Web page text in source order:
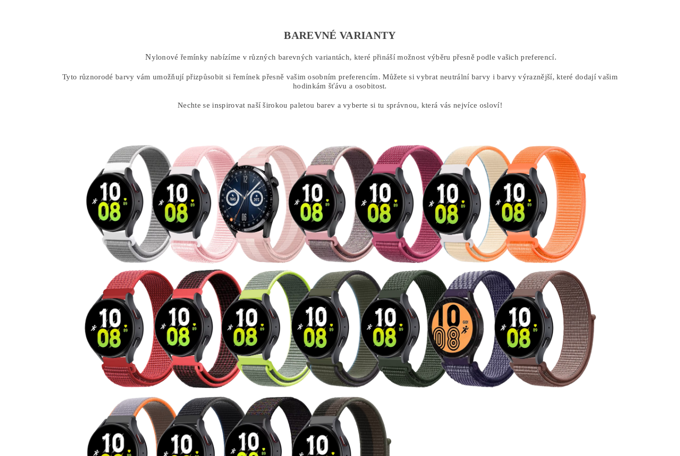
BAREVNÉ VARIANTY
Nylonové řemínky nabízíme v různých barevných variantách, které přináší možnost výběru přesně podle vašich preferencí.
Tyto různorodé barvy vám umožňují přizpůsobit si řemínek přesně vašim osobním preferencím. Můžete si vybrat neutrální barvy i barvy výraznější, které dodají vašim
hodinkám šťávu a osobitost.
Nechte se inspirovat naší širokou paletou barev a vyberte si tu správnou, která vás nejvíce osloví!